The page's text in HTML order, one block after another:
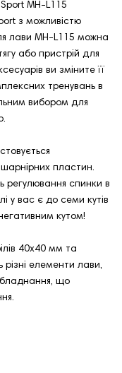
MH-L115
з можливістю
лави MH-L115 можна
або пристрій для
ви зміните її
тренувань в
вибором для
пластин.
регулювання спинки в
у вас є до семи кутів
кутом!
40x40 мм та
елементи лави,
що